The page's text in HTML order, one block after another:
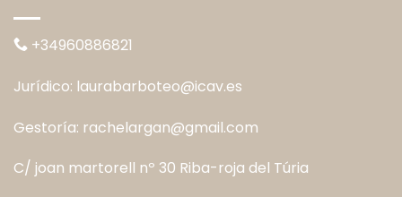
+34960886821
Jurídico: laurabarboteo@icav.es
Gestoría: rachelargan@gmail.com
C/ joan martorell nº 30 Riba-roja del Túria